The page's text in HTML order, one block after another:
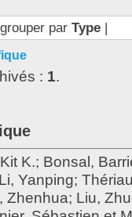
par Type|
: 1.
K.; Bonsal,
Li, Yanping;
Zhenhua; Liu,